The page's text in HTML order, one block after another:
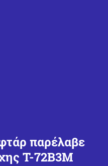
παρέλαβε
T-72B3M